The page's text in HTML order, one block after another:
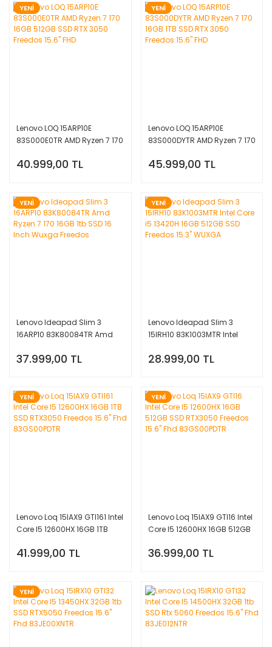
YENİ
Lenovo LOQ 15ARP10E
83S000E0TR AMD Ryzen 7 170
Freedos 15.6'' FHD
40.999,00 TL
YENİ
Lenovo LOQ 15ARP10E
83S000DYTR AMD Ryzen 7 170
Freedos 15.6'' FHD
45.999,00 TL
YENİ
Lenovo Ideapad Slim 3
16ARP10 83K80084TR Amd
Inch Wuxga Freedos
37.999,00 TL
YENİ
Lenovo Ideapad Slim 3
15IRH10 83K1003MTR Intel
SSD Freedos 15.3'' WUXGA
28.999,00 TL
YENİ
Lenovo Loq 15IAX9 GTI161 Intel
Core I5 12600HX 16GB 1TB
Fhd 83GS00PDTR
41.999,00 TL
YENİ
Lenovo Loq 15IAX9 GTI16 Intel
Core I5 12600HX 16GB 512GB
Fhd 83GS00PDTR
36.999,00 TL
YENİ